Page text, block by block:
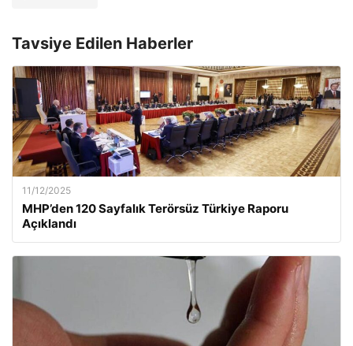
Tavsiye Edilen Haberler
11/12/2025
MHP’den 120 Sayfalık Terörsüz Türkiye Raporu
Açıklandı